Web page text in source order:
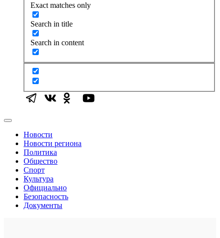
Exact matches only
Search in title
Search in content
Новости
Новости региона
Политика
Общество
Спорт
Культура
Официально
Безопасность
Документы